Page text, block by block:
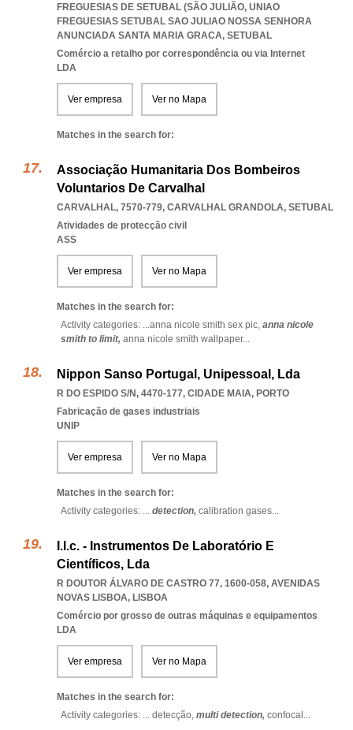
FREGUESIAS DE SETUBAL (SÃO JULIÃO, UNIAO
FREGUESIAS SETUBAL SAO JULIAO NOSSA SENHORA
ANUNCIADA SANTA MARIA GRACA, SETUBAL
Comércio a retalho por correspondência ou via Internet
LDA
Ver empresa Ver no Mapa
Matches in the search for:
Associação Humanitaria Dos Bombeiros
Voluntarios De Carvalhal
CARVALHAL, 7570-779, CARVALHAL GRANDOLA, SETUBAL
Atividades de protecção civil
ASS
Ver empresa Ver no Mapa
Matches in the search for:
Activity categories: ...anna nicole smith sex pic, anna nicole
smith to limit, anna nicole smith wallpaper...
Nippon Sanso Portugal, Unipessoal, Lda
R DO ESPIDO S/N, 4470-177, CIDADE MAIA, PORTO
Fabricação de gases industriais
UNIP
Ver empresa Ver no Mapa
Matches in the search for:
Activity categories: ... detection, calibration gases...
I.l.c. - Instrumentos De Laboratório E
Científicos, Lda
R DOUTOR ÁLVARO DE CASTRO 77, 1600-058, AVENIDAS
NOVAS LISBOA, LISBOA
Comércio por grosso de outras máquinas e equipamentos
LDA
Ver empresa Ver no Mapa
Matches in the search for:
Activity categories: ... detecção, multi detection, confocal ...